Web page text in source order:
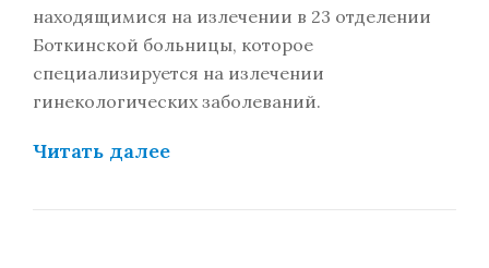
находящимися на излечении в 23 отделении
Боткинской больницы, которое
специализируется на излечении
гинекологических заболеваний.
Читать далее